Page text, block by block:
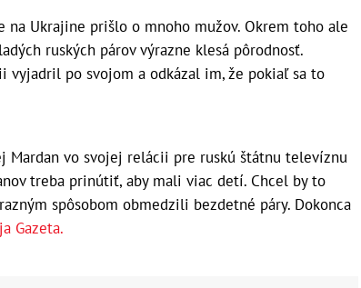
na Ukrajine prišlo o mnoho mužov. Okrem toho ale
ruských párov výrazne klesá pôrodnosť.
vyjadril po svojom a odkázal im, že pokiaľ sa to
Mardan vo svojej relácii pre ruskú štátnu televíznu
treba prinútiť, aby mali viac detí. Chcel by to
spôsobom obmedzili bezdetné páry. Dokonca
Gazeta.